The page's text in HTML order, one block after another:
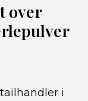
over
i